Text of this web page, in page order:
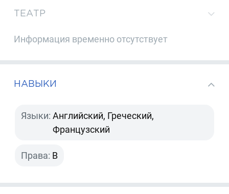
ТЕАТР
Информация временно отсутствует
НАВЫКИ
Языки: Английский, Греческий,
Французский
Права: B